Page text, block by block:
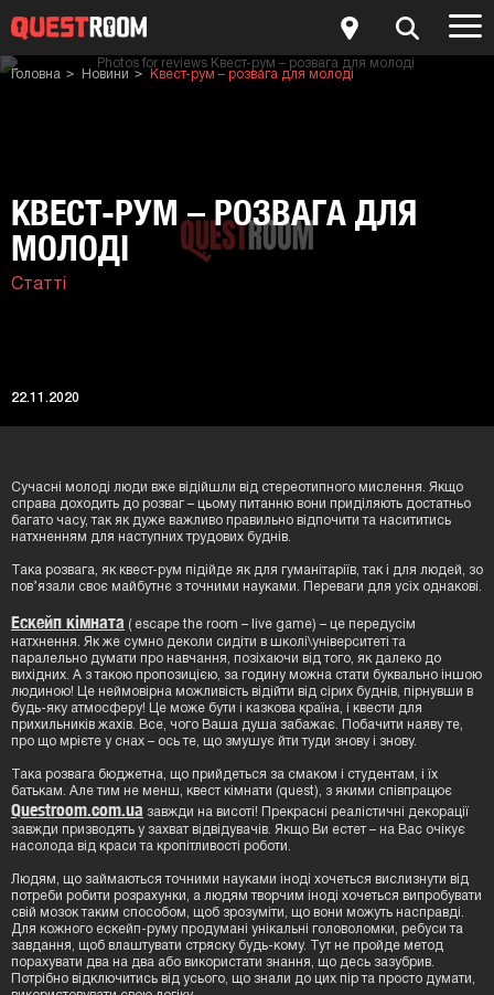
Головна Новини Квест-рум – розвага для молоді
КВЕСТ-РУМ – РОЗВАГА ДЛЯ
МОЛОДІ
Статті
22.11.2020
Сучасні молоді люди вже відійшли від стереотипного мислення. Якщо
справа доходить до розваг – цьому питанню вони приділяють достатньо
багато часу, так як дуже важливо правильно відпочити та насититись
натхненням для наступних трудових буднів.
Така розвага, як квест-рум підійде як для гуманітаріїв, так і для людей, зо
пов’язали своє майбутнє з точними науками. Переваги для усіх однакові.
Ескейп кімната ( escape the room – live game) – це передусім
натхнення. Як же сумно деколи сидіти в школі\університеті та
паралельно думати про навчання, позіхаючи від того, як далеко до
вихідних. А з такою пропозицією, за годину можна стати буквально іншою
людиною! Це неймовірна можливість відійти від сірих буднів, пірнувши в
будь-яку атмосферу! Це може бути і казкова країна, і квести для
прихильників жахів. Все, чого Ваша душа забажає. Побачити наяву те,
про що мрієте у снах – ось те, що змушує йти туди знову і знову.
Така розвага бюджетна, що прийдеться за смаком і студентам, і їх
батькам. Але тим не менш, квест кімнати (quest), з якими співпрацює
Questroom.com.ua завжди на висоті! Прекрасні реалістичні декорації
завжди призводять у захват відвідувачів. Якщо Ви естет – на Вас очікує
насолода від краси та кропітливості роботи.
Людям, що займаються точними науками іноді хочеться вислизнути від
потреби робити розрахунки, а людям творчим іноді хочеться випробувати
свій мозок таким способом, щоб зрозуміти, що вони можуть насправді.
Для кожного ескейп-руму продумані унікальні головоломки, ребуси та
завдання, щоб влаштувати стряску будь-кому. Тут не пройде метод
порахувати два на два або використати знання, що десь зазубрив.
Потрібно відключитись від усього, що знали до цих пір та просто думати,